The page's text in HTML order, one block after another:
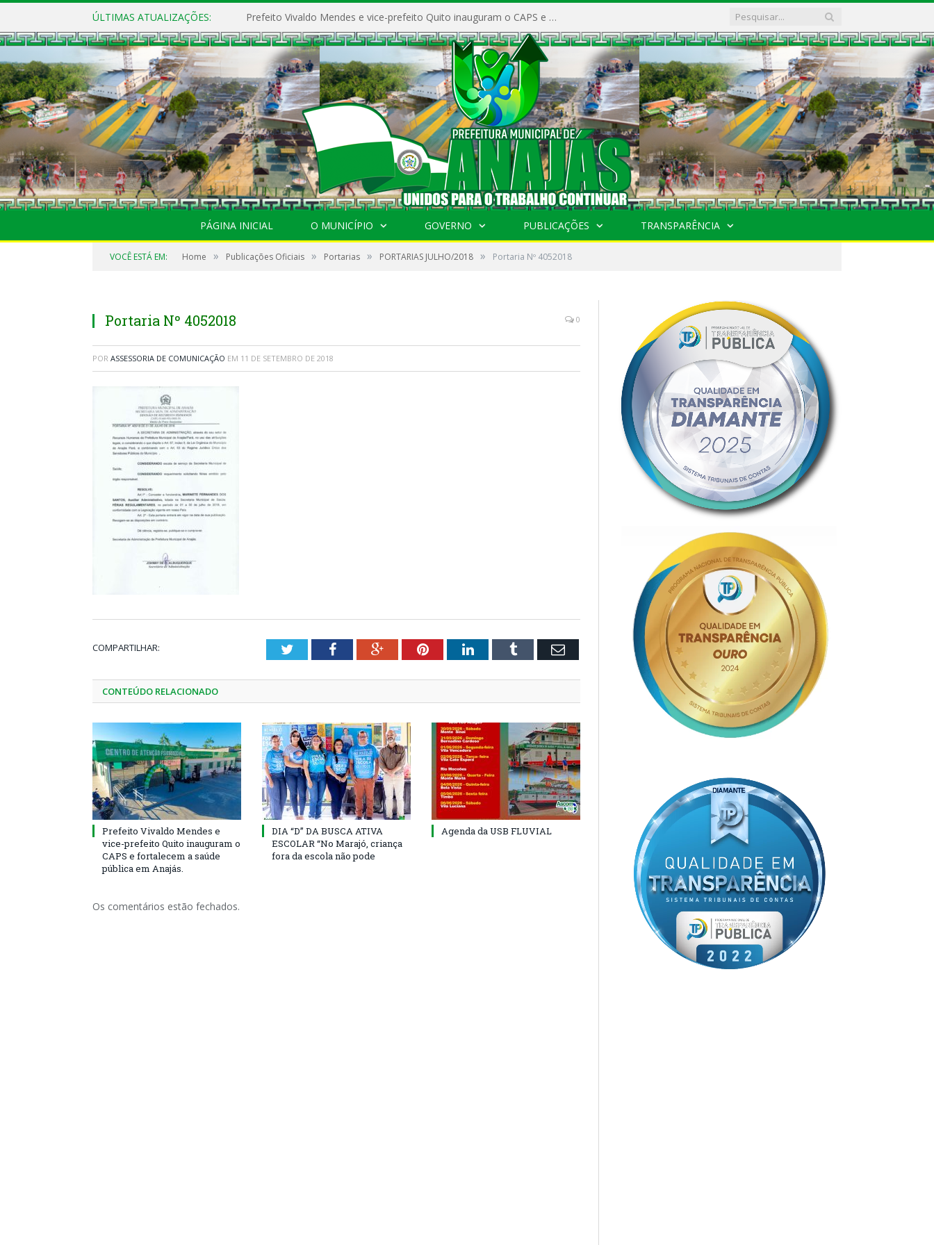
ÚLTIMAS ATUALIZAÇÕES: Prefeito Vivaldo Mendes e vice-prefeito Quito inauguram o CAPS e fortalecem a saúde pública em Anajás.
PÁGINA INICIAL O MUNICÍPIO GOVERNO PUBLICAÇÕES TRANSPARÊNCIA
VOCÊ ESTÁ EM: Home » Publicações Oficiais » Portarias » PORTARIAS JULHO/2018 » Portaria Nº 4052018
Portaria Nº 4052018 0
POR ASSESSORIA DE COMUNICAÇÃO EM 11 DE SETEMBRO DE 2018
COMPARTILHAR: TwitterFacebookGoogle+PinterestLinkedInTumblr Email
CONTEÚDO RELACIONADO
Prefeito Vivaldo Mendes e
vice-prefeito Quito inauguram o
CAPS e fortalecem a saúde
pública em Anajás.
DIA “D” DA BUSCA ATIVA
ESCOLAR “No Marajó, criança
fora da escola não pode
Agenda da USB FLUVIAL
Os comentários estão fechados.